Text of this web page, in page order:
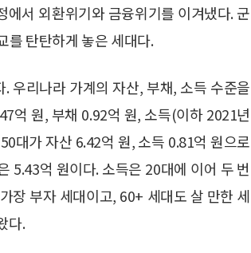
서 외환위기와 금융위기를 이겨냈다. 군
를 탄탄하게 놓은 세대다.
우리나라 가계의 자산, 부채, 소득 수준을
억 원, 부채 0.92억 원, 소득(이하 2021년
대가 자산 6.42억 원, 소득 0.81억 원으로
5.43억 원이다. 소득은 20대에 이어 두 번
장 부자 세대이고, 60+ 세대도 살 만한 세
다.